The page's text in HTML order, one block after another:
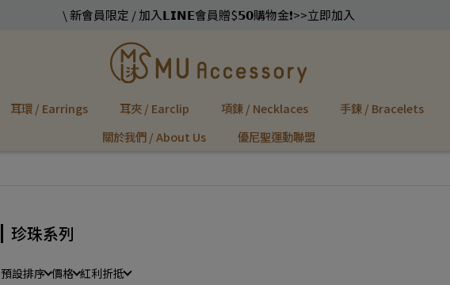
\ 新會員限定 / 加入𝗟𝗜𝗡𝗘會員贈$𝟱𝟬購物金❗️>>立即加入
耳環 / Earrings 耳夾 / Earclip 項鍊 / Necklaces 手鍊 / Bracelets
關於我們 / About Us
優尼聖運動聯盟
珍珠系列
預設排序 價格 紅利折抵